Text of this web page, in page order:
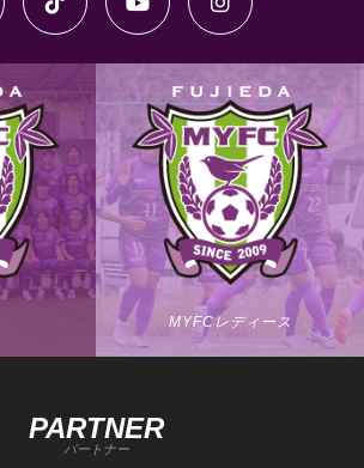
MYFCレディース
PARTNER
パートナー